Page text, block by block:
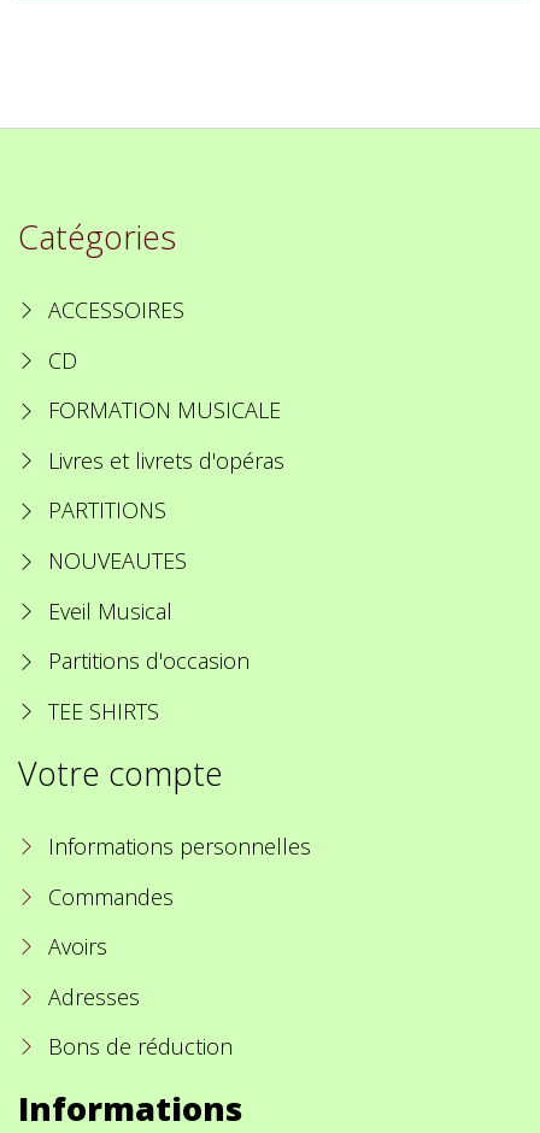
Catégories
ACCESSOIRES
CD
FORMATION MUSICALE
Livres et livrets d'opéras
PARTITIONS
NOUVEAUTES
Eveil Musical
Partitions d'occasion
TEE SHIRTS
Votre compte
Informations personnelles
Commandes
Avoirs
Adresses
Bons de réduction
Informations